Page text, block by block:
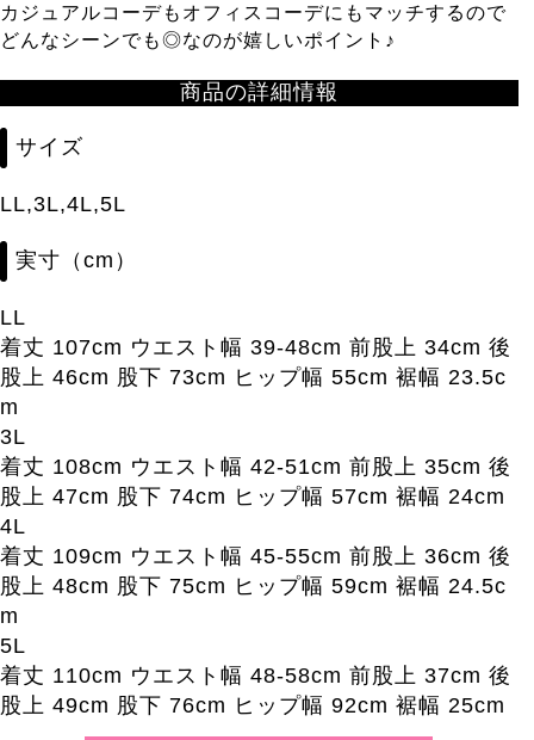
カジュアルコーデもオフィスコーデにもマッチするので
どんなシーンでも◎なのが嬉しいポイント♪
商品の詳細情報
サイズ
LL,3L,4L,5L
実寸（cm）
LL
着丈 107cm ウエスト幅 39-48cm 前股上 34cm 後
股上 46cm 股下 73cm ヒップ幅 55cm 裾幅 23.5c
m
3L
着丈 108cm ウエスト幅 42-51cm 前股上 35cm 後
股上 47cm 股下 74cm ヒップ幅 57cm 裾幅 24cm
4L
着丈 109cm ウエスト幅 45-55cm 前股上 36cm 後
股上 48cm 股下 75cm ヒップ幅 59cm 裾幅 24.5c
m
5L
着丈 110cm ウエスト幅 48-58cm 前股上 37cm 後
股上 49cm 股下 76cm ヒップ幅 92cm 裾幅 25cm